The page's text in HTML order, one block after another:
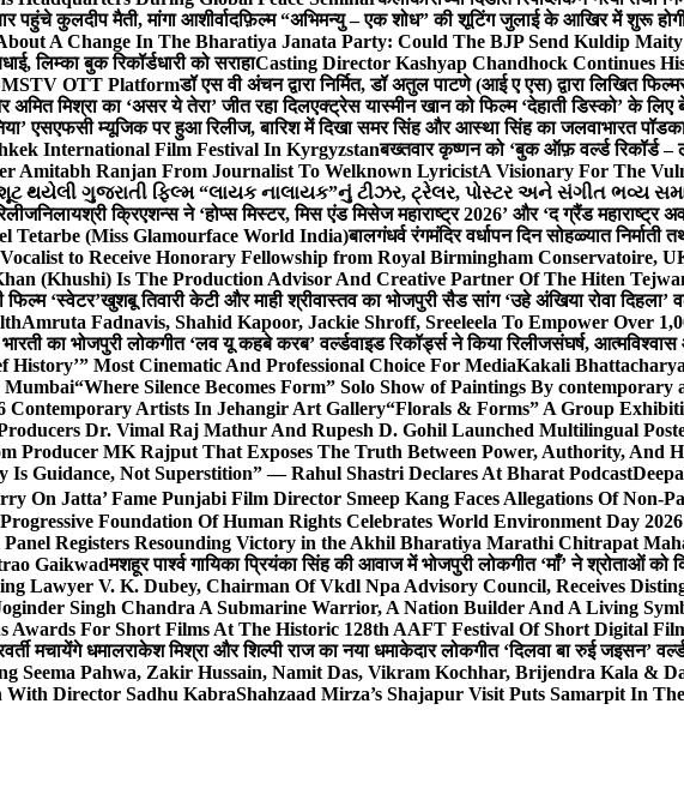
पहुंचे कुलदीप मैती, मांगा आशीर्वादफ़िल्म “अभिमन्यु – एक शोध” की शूटिंग जुलाई के आखिर में शुरू
A Change In The Bharatiya Janata Party: Could The BJP Send Kuldip
लिम्का बुक रिकॉर्डधारी को सराहाCasting Director Kashyap Chandhock Continues
MSTV OTT Platformडॉ एस वी अंचन द्वारा निर्मित, डॉ अतुल पाटणे (आई ए एस) द्वारा लिखित
मिश्रा का ‘असर ये तेरा’ जीत रहा दिलएक्ट्रेस यास्मीन खान को फिल्म ‘देहाती डिस्को’ के लिए
एसएफसी म्यूजिक पर हुआ रिलीज, बारिश में दिखा समर सिंह और आस्था सिंह का जलवाभारत
International Film Festival In Kyrgyzstanबख्तवार कृष्णन को ‘बुक ऑफ़ वर्ल्ड रिकॉर्ड –
Amitabh Ranjan From Journalist To Welknown LyricistA Visionary For The
થયેલી ગુજરાતી ફિલ્મ “લાયક નાલાયક”નું ટીઝર, ટ્રેલર, પોસ્ટર અને સંગીત ભવ્ય
निलायश्री क्रिएशन्स ने ‘होप्स मिस्टर, मिस एंड मिसेज महाराष्ट्र 2026’ और ‘द ग्रैंड महाराष्ट्र
Tetarbe (Miss Glamourface World India)बालगंधर्व रंगमंदिर वर्धापन दिन सोहळ्यात
to Receive Honorary Fellowship from Royal Birmingham Conservatoire,
(Khushi) Is The Production Advisor And Creative Partner Of The Hiten
फिल्म ‘स्वेटर’खुशबू तिवारी केटी और माही श्रीवास्तव का भोजपुरी सैड सांग ‘उहे अंखिया रोवा दिहला’
Amruta Fadnavis, Shahid Kapoor, Jackie Shroff, Sreeleela To Empower Over
का भोजपुरी लोकगीत ‘लव यू कहबे करब’ वर्ल्डवाइड रिकॉर्ड्स ने किया रिलीजसंघर्ष,
History’” Most Cinematic And Professional Choice For MediaKakali
Mumbai“Where Silence Becomes Form” Solo Show of Paintings By
Contemporary Artists In Jehangir Art Gallery“Florals & Forms” A Group
Dr. Vimal Raj Mathur And Rupesh D. Gohil Launched Multilingual
Producer MK Rajput That Exposes The Truth Between Power, Authority, And
Is Guidance, Not Superstition” — Rahul Shastri Declares At Bharat Podcast
On Jatta’ Fame Punjabi Film Director Smeep Kang Faces Allegations Of
Progressive Foundation Of Human Rights Celebrates World Environment Day
Panel Registers Resounding Victory in the Akhil Bharatiya Marathi Chitrapat
Gaikwadमशहूर पार्श्व गायिका प्रियंका सिंह की आवाज में भोजपुरी लोकगीत ‘माँ’ ने श्रोताओं को
Lawyer V. K. Dubey, Chairman Of Vkdl Npa Advisory Council, Receives
Singh Chandra A Submarine Warrior, A Nation Builder And A Living
Awards For Short Films At The Historic 128th AAFT Festival Of Short Digital
मचायेंगे धमालराकेश मिश्रा और शिल्पी राज का नया धमाकेदार लोकगीत ‘दिलवा बा रुई जइसन’
Seema Pahwa, Zakir Hussain, Namit Das, Vikram Kochhar, Brijendra Kala &
With Director Sadhu KabraShahzaad Mirza’s Shajapur Visit Puts Samarpit In